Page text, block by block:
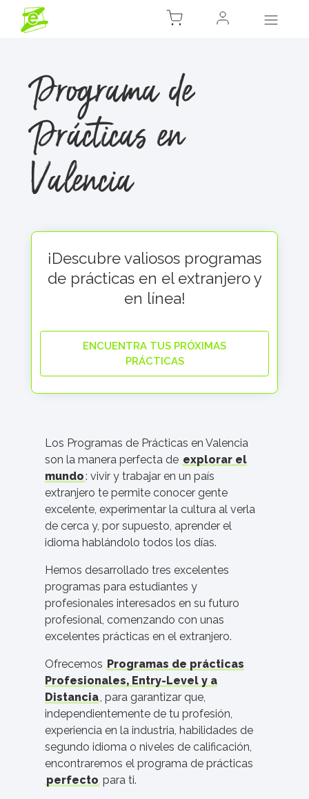
Programa de
Prácticas en
Valencia
¡Descubre valiosos programas
de prácticas en el extranjero y
en línea!
ENCUENTRA TUS PRÓXIMAS
PRÁCTICAS
Los Programas de Prácticas en Valencia
son la manera perfecta de explorar el
mundo: vivir y trabajar en un país
extranjero te permite conocer gente
excelente, experimentar la cultura al verla
de cerca y, por supuesto, aprender el
idioma hablándolo todos los días.
Hemos desarrollado tres excelentes
programas para estudiantes y
profesionales interesados en su futuro
profesional, comenzando con unas
excelentes prácticas en el extranjero.
Ofrecemos Programas de prácticas
Profesionales, Entry-Level y a
Distancia, para garantizar que,
independientemente de tu profesión,
experiencia en la industria, habilidades de
segundo idioma o niveles de calificación,
encontraremos el programa de prácticas
perfecto para ti.